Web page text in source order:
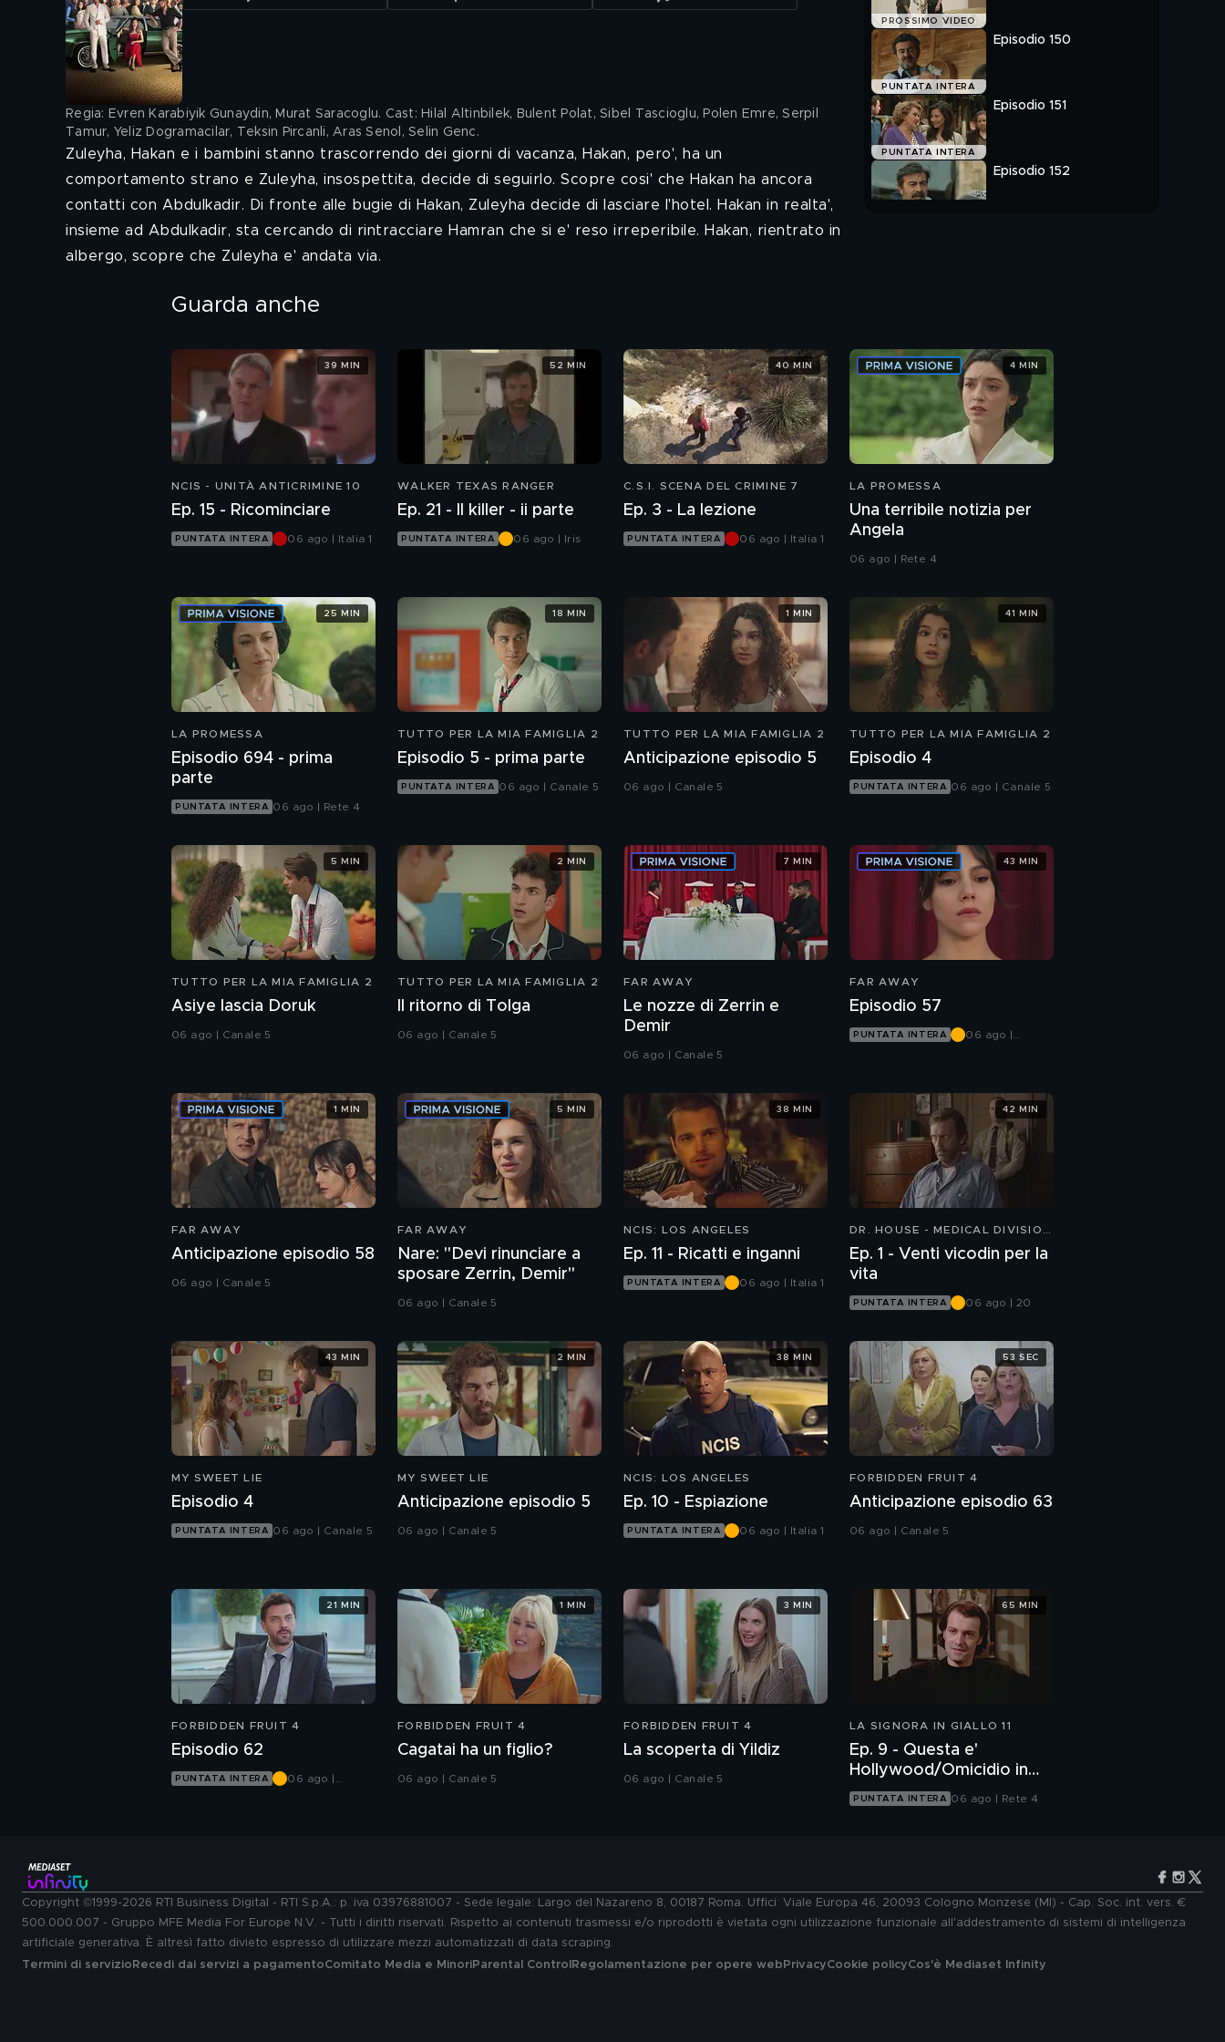
Regia: Evren Karabiyik Gunaydin, Murat Saracoglu. Cast: Hilal Altinbilek, Bulent Polat, Sibel Tascioglu, Polen Emre, Serpil
Tamur, Yeliz Dogramacilar, Teksin Pircanli, Aras Senol, Selin Genc .
Zuleyha, Hakan e i bambini stanno trascorrendo dei giorni di vacanza, Hakan, pero', ha un
comportamento strano e Zuleyha, insospettita, decide di seguirlo. Scopre cosi' che Hakan ha ancora
contatti con Abdulkadir. Di fronte alle bugie di Hakan, Zuleyha decide di lasciare l'hotel. Hakan in realta',
insieme ad Abdulkadir, sta cercando di rintracciare Hamran che si e' reso irreperibile. Hakan, rientrato in
albergo, scopre che Zuleyha e' andata via.
PROSSIMO VIDEO
PUNTATA INTERA
Episodio 150
PUNTATA INTERA
Episodio 151
Episodio 152
Guarda anche
NCIS - UNITÀ ANTICRIMINE 10
Ep. 15 - Ricominciare
PUNTATA INTERA 06 ago | Italia 1
39 MIN
WALKER TEXAS RANGER
Ep. 21 - Il killer - ii parte
PUNTATA INTERA 06 ago | Iris
52 MIN
C.S.I. SCENA DEL CRIMINE 7
Ep. 3 - La lezione
PUNTATA INTERA 06 ago | Italia 1
40 MIN
LA PROMESSA
Una terribile notizia per
Angela
06 ago | Rete 4
4 MIN
LA PROMESSA
Episodio 694 - prima
parte
PUNTATA INTERA 06 ago | Rete 4
25 MIN
TUTTO PER LA MIA FAMIGLIA 2
Episodio 5 - prima parte
PUNTATA INTERA 06 ago | Canale 5
18 MIN
TUTTO PER LA MIA FAMIGLIA 2
Anticipazione episodio 5
06 ago | Canale 5
1 MIN
TUTTO PER LA MIA FAMIGLIA 2
Episodio 4
PUNTATA INTERA 06 ago | Canale 5
41 MIN
TUTTO PER LA MIA FAMIGLIA 2
Asiye lascia Doruk
06 ago | Canale 5
5 MIN
TUTTO PER LA MIA FAMIGLIA 2
Il ritorno di Tolga
06 ago | Canale 5
2 MIN
FAR AWAY
Le nozze di Zerrin e
Demir
06 ago | Canale 5
7 MIN
FAR AWAY
Episodio 57
PUNTATA INTERA
06 ago |
43 MIN
FAR AWAY
Anticipazione episodio 58
06 ago | Canale 5
1 MIN
FAR AWAY
Nare: "Devi rinunciare a
sposare Zerrin, Demir"
06 ago | Canale 5
5 MIN
NCIS: LOS ANGELES
Ep. 11 - Ricatti e inganni
PUNTATA INTERA 06 ago | Italia 1
38 MIN
DR. HOUSE - MEDICAL DIVISION
Ep. 1 - Venti vicodin per la
vita
PUNTATA INTERA 06 ago | 20
42 MIN
MY SWEET LIE
Episodio 4
PUNTATA INTERA 06 ago | Canale 5
43 MIN
MY SWEET LIE
Anticipazione episodio 5
06 ago | Canale 5
2 MIN
NCIS: LOS ANGELES
Ep. 10 - Espiazione
PUNTATA INTERA 06 ago | Italia 1
38 MIN
FORBIDDEN FRUIT 4
Anticipazione episodio 63
06 ago | Canale 5
53 SEC
FORBIDDEN FRUIT 4
Episodio 62
PUNTATA INTERA
06 ago |
21 MIN
FORBIDDEN FRUIT 4
Cagatai ha un figlio?
06 ago | Canale 5
1 MIN
FORBIDDEN FRUIT 4
La scoperta di Yildiz
06 ago | Canale 5
3 MIN
LA SIGNORA IN GIALLO 11
Ep. 9 - Questa e'
Hollywood/Omicidio in
passerella - I parte
PUNTATA INTERA 06 ago | Rete 4
65 MIN
Copyright ©1999-2026 RTI Business Digital - RTI S.p.A.: p. iva 03976881007 - Sede legale: Largo del Nazareno 8, 00187 Roma. Uffici: Viale Europa 46, 20093 Cologno Monzese (MI) - Cap. Soc. int. vers. €
500.000.007 - Gruppo MFE Media For Europe N.V. - Tutti i diritti riservati. Rispetto ai contenuti trasmessi e/o riprodotti è vietata ogni utilizzazione funzionale all'addestramento di sistemi di intelligenza
artificiale generativa. È altresì fatto divieto espresso di utilizzare mezzi automatizzati di data scraping.
Termini di servizio Recedi dai servizi a pagamentoComitato Media e MinoriParental Control Regolamentazione per opere web PrivacyCookie policyCos'è Mediaset Infinity